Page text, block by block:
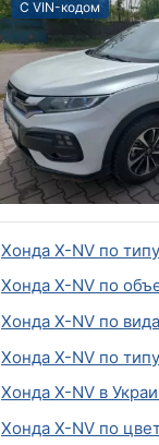
С VIN-кодом
Хонда X-NV по
Хонда X-NV по
Хонда X-NV по
Хонда X-NV по
Хонда X-NV в
Хонда X-NV по